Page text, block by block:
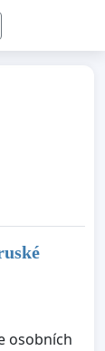
osobních